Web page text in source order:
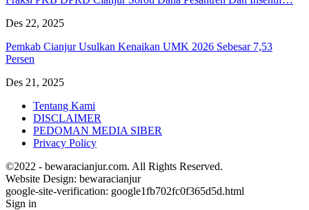
Des 22, 2025
Pemkab Cianjur Usulkan Kenaikan UMK 2026 Sebesar 7,53
Persen
Des 21, 2025
Tentang Kami
DISCLAIMER
PEDOMAN MEDIA SIBER
Privacy Policy
©2022 - bewaracianjur.com. All Rights Reserved.
Website Design: bewaracianjur
google-site-verification: google1fb702fc0f365d5d.html
Sign in